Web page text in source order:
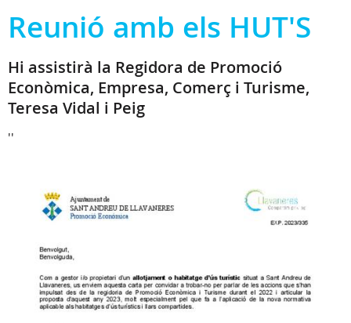
Reunió amb els HUT'S
Hi assistirà la Regidora de Promoció
Econòmica, Empresa, Comerç i Turisme,
Teresa Vidal i Peig
''